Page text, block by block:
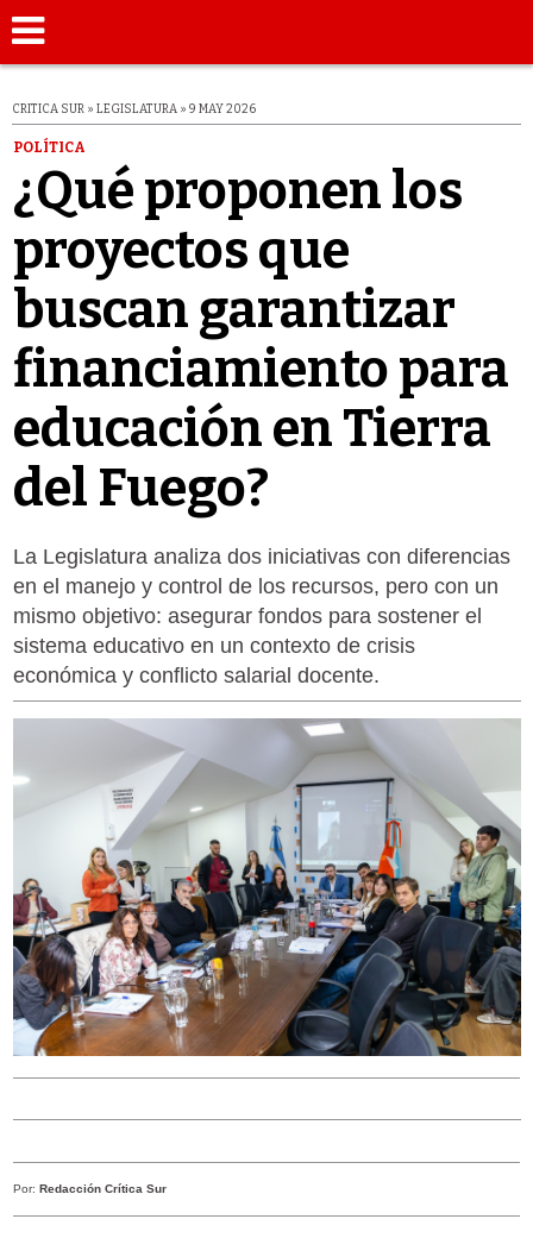
CRITICA SUR » LEGISLATURA » 9 MAY 2026
POLÍTICA
¿Qué proponen los
proyectos que
buscan garantizar
financiamiento para
educación en Tierra
del Fuego?
La Legislatura analiza dos iniciativas con diferencias
en el manejo y control de los recursos, pero con un
mismo objetivo: asegurar fondos para sostener el
sistema educativo en un contexto de crisis
económica y conflicto salarial docente.
Por: Redacción Crítica Sur